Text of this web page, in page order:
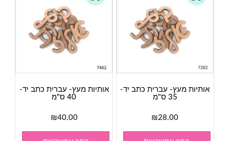
אותיות מעץ- עברית כתב יד-
35 ס"מ
₪28.00
אותיות מעץ- עברית כתב יד-
40 ס"מ
₪40.00